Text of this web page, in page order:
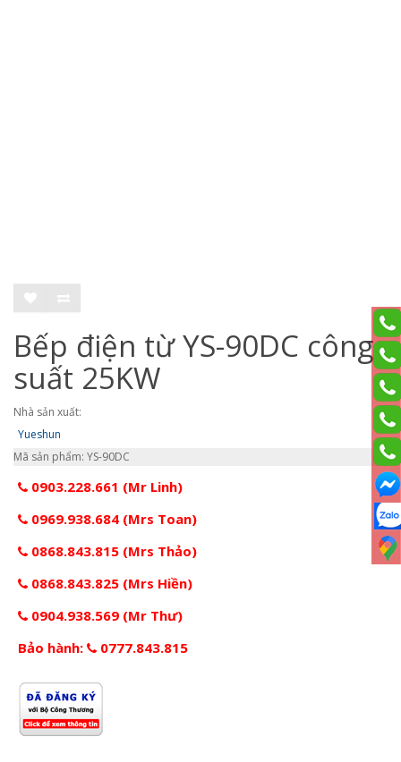
Bếp điện từ YS-90DC công
suất 25KW
Nhà sản xuất:
Yueshun
Mã sản phẩm: YS-90DC
0903.228.661 (Mr Linh)
0969.938.684 (Mrs Toan)
0868.843.815 (Mrs Thảo)
0868.843.825 (Mrs Hiền)
0904.938.569 (Mr Thư)
Bảo hành:
0777.843.815